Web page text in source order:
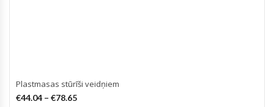
Plastmasas stūrīši veidņiem
€44.04 – €78.65